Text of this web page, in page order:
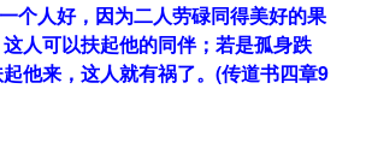
个人好，因为二人劳碌同得美好的果
人可以扶起他的同伴；若是孤身跌
他来，这人就有祸了。(传道书四章9